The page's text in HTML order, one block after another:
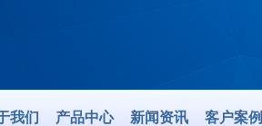
我们 产品中心 新闻资讯 客户案例